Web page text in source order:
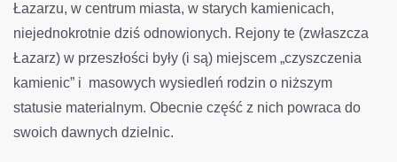
Łazarzu, w centrum miasta, w starych kamienicach,
niejednokrotnie dziś odnowionych. Rejony te (zwłaszcza
Łazarz) w przeszłości były (i są) miejscem „czyszczenia
kamienic” i masowych wysiedleń rodzin o niższym
statusie materialnym. Obecnie część z nich powraca do
swoich dawnych dzielnic.